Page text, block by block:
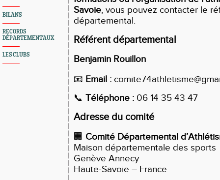
BILANS
RECORDS
DÉPARTEMENTAUX
LES CLUBS
Savoie, vous pouvez contacter le
départemental.
Référent départemental
Benjamin Rouillon
📧 Email :
📞 Téléphone : 06 14 35 43 47
Adresse du comité
🏢 Comité Départemental
Maison départementale des
Genève Annecy
Haute-Savoie – France